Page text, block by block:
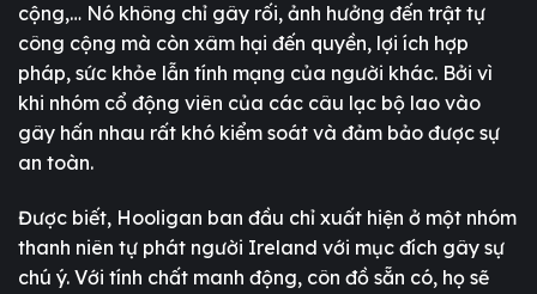
cộng,… Nó không chỉ gây rối, ảnh hưởng đến trật tự
công cộng mà còn xâm hại đến quyền, lợi ích hợp
pháp, sức khỏe lẫn tính mạng của người khác. Bởi vì
khi nhóm cổ động viên của các câu lạc bộ lao vào
gây hấn nhau rất khó kiểm soát và đảm bảo được sự
an toàn.
Được biết, Hooligan ban đầu chỉ xuất hiện ở một nhóm
thanh niên tự phát người Ireland với mục đích gây sự
chú ý. Với tính chất manh động, côn đồ sẵn có, họ sẽ